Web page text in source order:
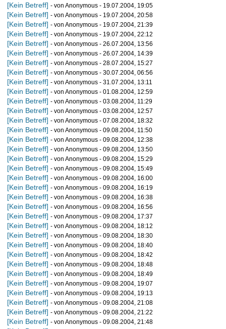
[Kein Betreff] - von Anonymous - 19.07.2004, 19:05
[Kein Betreff] - von Anonymous - 19.07.2004, 20:58
[Kein Betreff] - von Anonymous - 19.07.2004, 21:39
[Kein Betreff] - von Anonymous - 19.07.2004, 22:12
[Kein Betreff] - von Anonymous - 26.07.2004, 13:56
[Kein Betreff] - von Anonymous - 26.07.2004, 14:39
[Kein Betreff] - von Anonymous - 28.07.2004, 15:27
[Kein Betreff] - von Anonymous - 30.07.2004, 06:56
[Kein Betreff] - von Anonymous - 31.07.2004, 13:11
[Kein Betreff] - von Anonymous - 01.08.2004, 12:59
[Kein Betreff] - von Anonymous - 03.08.2004, 11:29
[Kein Betreff] - von Anonymous - 03.08.2004, 12:57
[Kein Betreff] - von Anonymous - 07.08.2004, 18:32
[Kein Betreff] - von Anonymous - 09.08.2004, 11:50
[Kein Betreff] - von Anonymous - 09.08.2004, 12:38
[Kein Betreff] - von Anonymous - 09.08.2004, 13:50
[Kein Betreff] - von Anonymous - 09.08.2004, 15:29
[Kein Betreff] - von Anonymous - 09.08.2004, 15:49
[Kein Betreff] - von Anonymous - 09.08.2004, 16:00
[Kein Betreff] - von Anonymous - 09.08.2004, 16:19
[Kein Betreff] - von Anonymous - 09.08.2004, 16:38
[Kein Betreff] - von Anonymous - 09.08.2004, 16:56
[Kein Betreff] - von Anonymous - 09.08.2004, 17:37
[Kein Betreff] - von Anonymous - 09.08.2004, 18:12
[Kein Betreff] - von Anonymous - 09.08.2004, 18:30
[Kein Betreff] - von Anonymous - 09.08.2004, 18:40
[Kein Betreff] - von Anonymous - 09.08.2004, 18:42
[Kein Betreff] - von Anonymous - 09.08.2004, 18:48
[Kein Betreff] - von Anonymous - 09.08.2004, 18:49
[Kein Betreff] - von Anonymous - 09.08.2004, 19:07
[Kein Betreff] - von Anonymous - 09.08.2004, 19:13
[Kein Betreff] - von Anonymous - 09.08.2004, 21:08
[Kein Betreff] - von Anonymous - 09.08.2004, 21:22
[Kein Betreff] - von Anonymous - 09.08.2004, 21:48